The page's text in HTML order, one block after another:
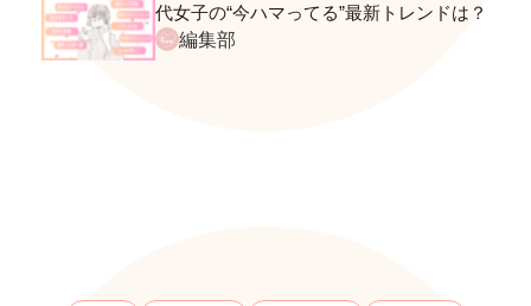
代女子の“今ハマってる”最新トレンドは？
ネクストバズ予報もチェック♪
編集部